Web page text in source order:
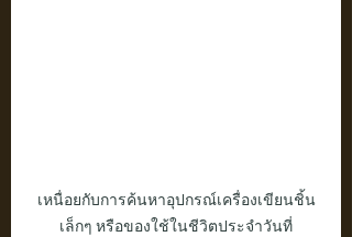
เหนื่อยกับการค้นหาอุปกรณ์เครื่องเขียนชิ้น
เล็กๆ หรือของใช้ในชีวิตประจำวันที่